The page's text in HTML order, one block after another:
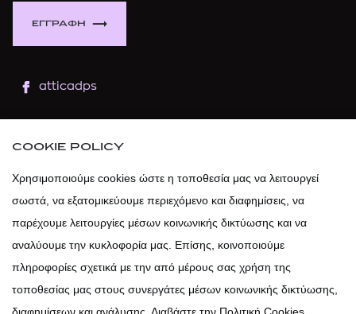
ΕΓΓΡΑΦΗ
atticadps
atticadps
COOKIE POLICY
Χρησιμοποιούμε cookies ώστε η τοποθεσία μας να λειτουργεί
σωστά, να εξατομικεύουμε περιεχόμενο και διαφημίσεις, να
παρέχουμε λειτουργίες μέσων κοινωνικής δικτύωσης και να
αναλύουμε την κυκλοφορία μας. Επίσης, κοινοποιούμε
πληροφορίες σχετικά με την από μέρους σας χρήση της
τοποθεσίας μας στους συνεργάτες μέσων κοινωνικής δικτύωσης,